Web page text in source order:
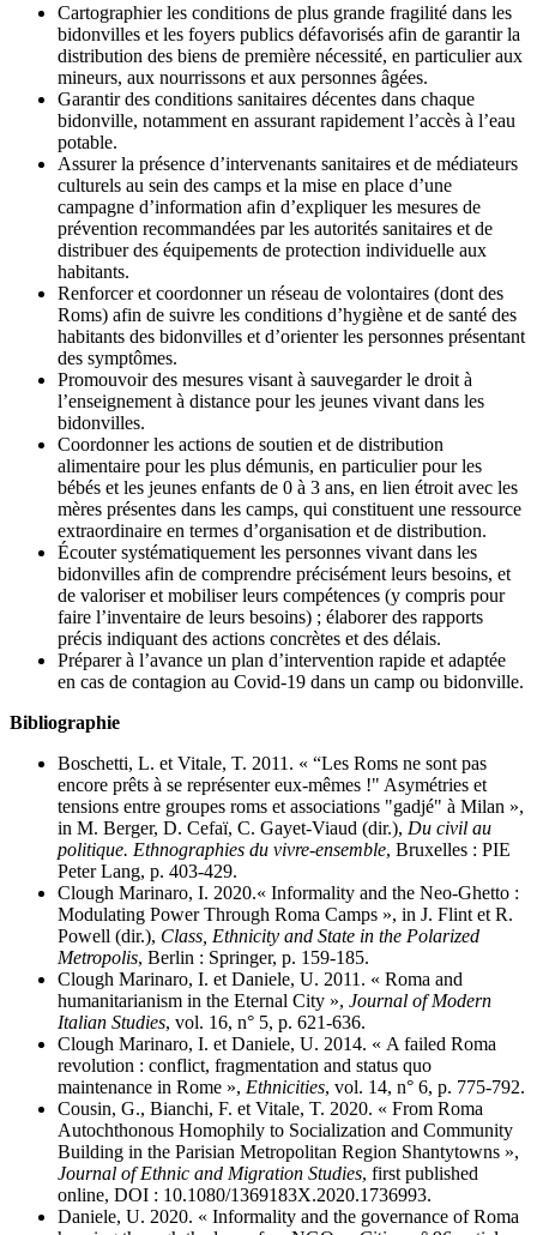
Cartographier les conditions de plus grande fragilité dans les
bidonvilles et les foyers publics défavorisés afin de garantir la
distribution des biens de première nécessité, en particulier aux
mineurs, aux nourrissons et aux personnes âgées.
Garantir des conditions sanitaires décentes dans chaque
bidonville, notamment en assurant rapidement l’accès à l’eau
potable.
Assurer la présence d’intervenants sanitaires et de médiateurs
culturels au sein des camps et la mise en place d’une
campagne d’information afin d’expliquer les mesures de
prévention recommandées par les autorités sanitaires et de
distribuer des équipements de protection individuelle aux
habitants.
Renforcer et coordonner un réseau de volontaires (dont des
Roms) afin de suivre les conditions d’hygiène et de santé des
habitants des bidonvilles et d’orienter les personnes présentant
des symptômes.
Promouvoir des mesures visant à sauvegarder le droit à
l’enseignement à distance pour les jeunes vivant dans les
bidonvilles.
Coordonner les actions de soutien et de distribution
alimentaire pour les plus démunis, en particulier pour les
bébés et les jeunes enfants de 0 à 3 ans, en lien étroit avec les
mères présentes dans les camps, qui constituent une ressource
extraordinaire en termes d’organisation et de distribution.
Écouter systématiquement les personnes vivant dans les
bidonvilles afin de comprendre précisément leurs besoins, et
de valoriser et mobiliser leurs compétences (y compris pour
faire l’inventaire de leurs besoins) ; élaborer des rapports
précis indiquant des actions concrètes et des délais.
Préparer à l’avance un plan d’intervention rapide et adaptée
en cas de contagion au Covid-19 dans un camp ou bidonville.
Bibliographie
Boschetti, L. et Vitale, T. 2011. « “Les Roms ne sont pas
encore prêts à se représenter eux-mêmes !" Asymétries et
tensions entre groupes roms et associations "gadjé" à Milan »,
in M. Berger, D. Cefaï, C. Gayet-Viaud (dir.), Du civil au
politique. Ethnographies du vivre-ensemble, Bruxelles : PIE
Peter Lang, p. 403-429.
Clough Marinaro, I. 2020.« Informality and the Neo-Ghetto :
Modulating Power Through Roma Camps », in J. Flint et R.
Powell (dir.), Class, Ethnicity and State in the Polarized
Metropolis, Berlin : Springer, p. 159-185.
Clough Marinaro, I. et Daniele, U. 2011. « Roma and
humanitarianism in the Eternal City », Journal of Modern
Italian Studies, vol. 16, n° 5, p. 621-636.
Clough Marinaro, I. et Daniele, U. 2014. « A failed Roma
revolution : conflict, fragmentation and status quo
maintenance in Rome », Ethnicities, vol. 14, n° 6, p. 775-792.
Cousin, G., Bianchi, F. et Vitale, T. 2020. « From Roma
Autochthonous Homophily to Socialization and Community
Building in the Parisian Metropolitan Region Shantytowns »,
Journal of Ethnic and Migration Studies, first published
online, DOI : 10.1080/1369183X.2020.1736993.
Daniele, U. 2020. « Informality and the governance of Roma